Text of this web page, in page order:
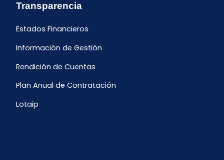
Transparencia
Estados Financieros
Información de Gestión
Rendición de Cuentas
Plan Anual de Contratación
Lotaip